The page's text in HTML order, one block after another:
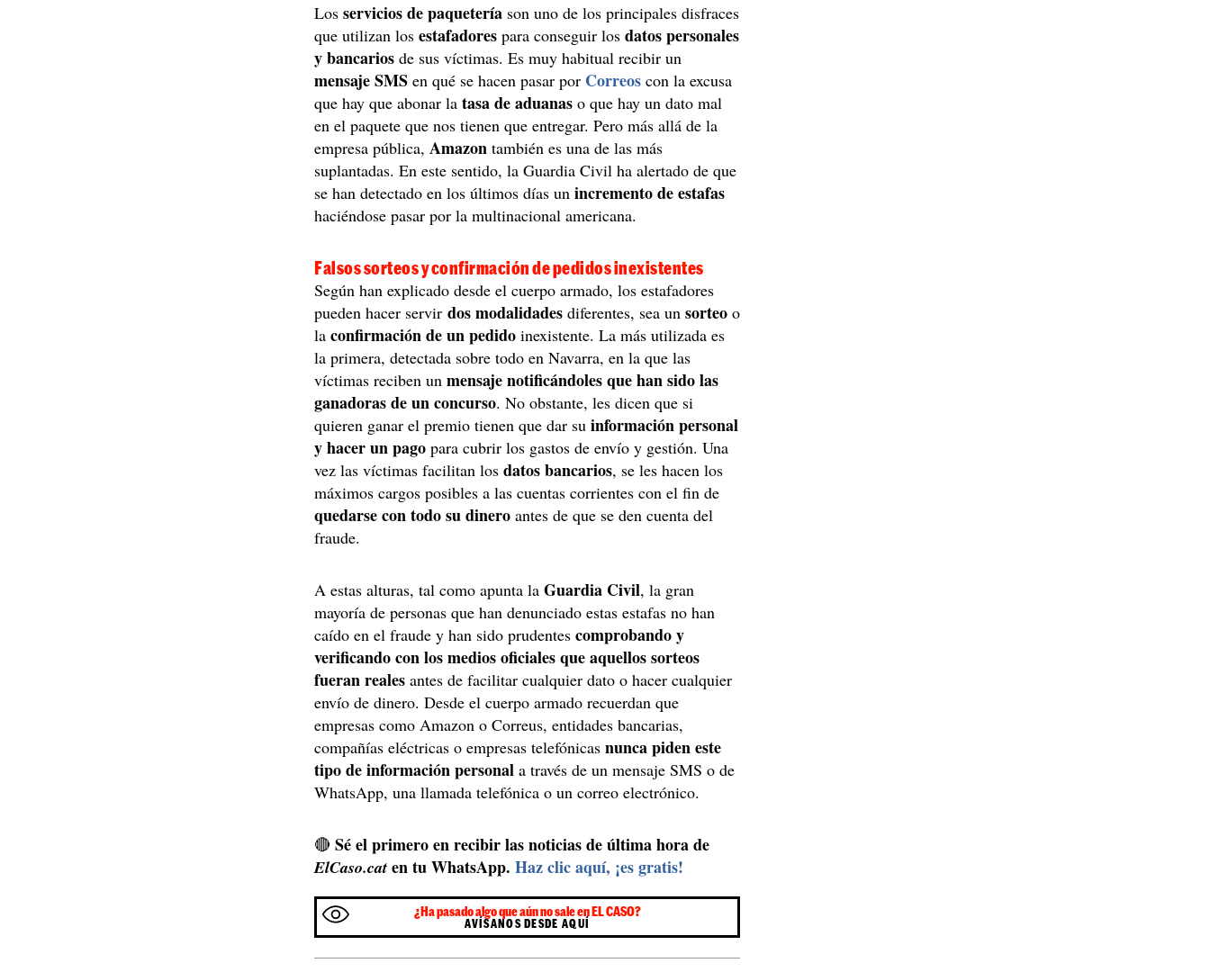
Losservicios de paquetería son uno de los principales disfraces
que utilizan losestafadores para conseguir losdatos personales
y bancarios de sus víctimas. Es muy habitual recibir un
mensaje SMS en qué se hacen pasar por Correos con la excusa
que hay que abonar latasa de aduanas o que hay un dato mal
en el paquete que nos tienen que entregar. Pero más allá de la
empresa pública,Amazon también es una de las más
suplantadas. En este sentido, la Guardia Civil ha alertado de que
se han detectado en los últimos días unincremento de estafas
haciéndose pasar por la multinacional americana.
Falsos sorteos y confirmación de pedidos inexistentes
Según han explicado desde el cuerpo armado, los estafadores
pueden hacer servirdos modalidades diferentes, sea unsorteo o
laconfirmación de un pedido inexistente. La más utilizada es
la primera, detectada sobre todo en Navarra, en la que las
víctimas reciben unmensaje notificándoles que han sido las
ganadoras de un concurso. No obstante, les dicen que si
quieren ganar el premio tienen que dar suinformación personal
y hacer un pago para cubrir los gastos de envío y gestión. Una
vez las víctimas facilitan losdatos bancarios, se les hacen los
máximos cargos posibles a las cuentas corrientes con el fin de
quedarse con todo su dinero antes de que se den cuenta del
fraude.
A estas alturas, tal como apunta laGuardia Civil, la gran
mayoría de personas que han denunciado estas estafas no han
caído en el fraude y han sido prudentescomprobando y
verificando con los medios oficiales que aquellos sorteos
fueran reales antes de facilitar cualquier dato o hacer cualquier
envío de dinero. Desde el cuerpo armado recuerdan que
empresas como Amazon o Correus, entidades bancarias,
compañías eléctricas o empresas telefónicasnunca piden este
tipo de información personal a través de un mensaje SMS o de
WhatsApp, una llamada telefónica o un correo electrónico.
🔴Sé el primero en recibir las noticias de última hora de
ElCaso.cat en tu WhatsApp.Haz clic aquí, ¡es gratis!
¿Ha pasado algo que aún no sale en EL CASO?
AVÍSANOS DESDE AQUÍ